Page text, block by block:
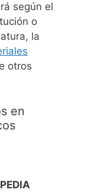
según el
o
la
otros
en